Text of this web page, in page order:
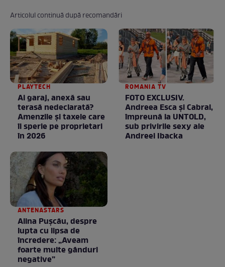
Articolul continuă după recomandări
PLAYTECH
Ai garaj, anexă sau
terasă nedeclarată?
Amenzile și taxele care
îi sperie pe proprietari
în 2026
ROMANIA TV
FOTO EXCLUSIV.
Andreea Esca şi Cabral,
împreună la UNTOLD,
sub privirile sexy ale
Andreei Ibacka
ANTENASTARS
Alina Pușcău, despre
lupta cu lipsa de
încredere: „Aveam
foarte multe gânduri
negative”